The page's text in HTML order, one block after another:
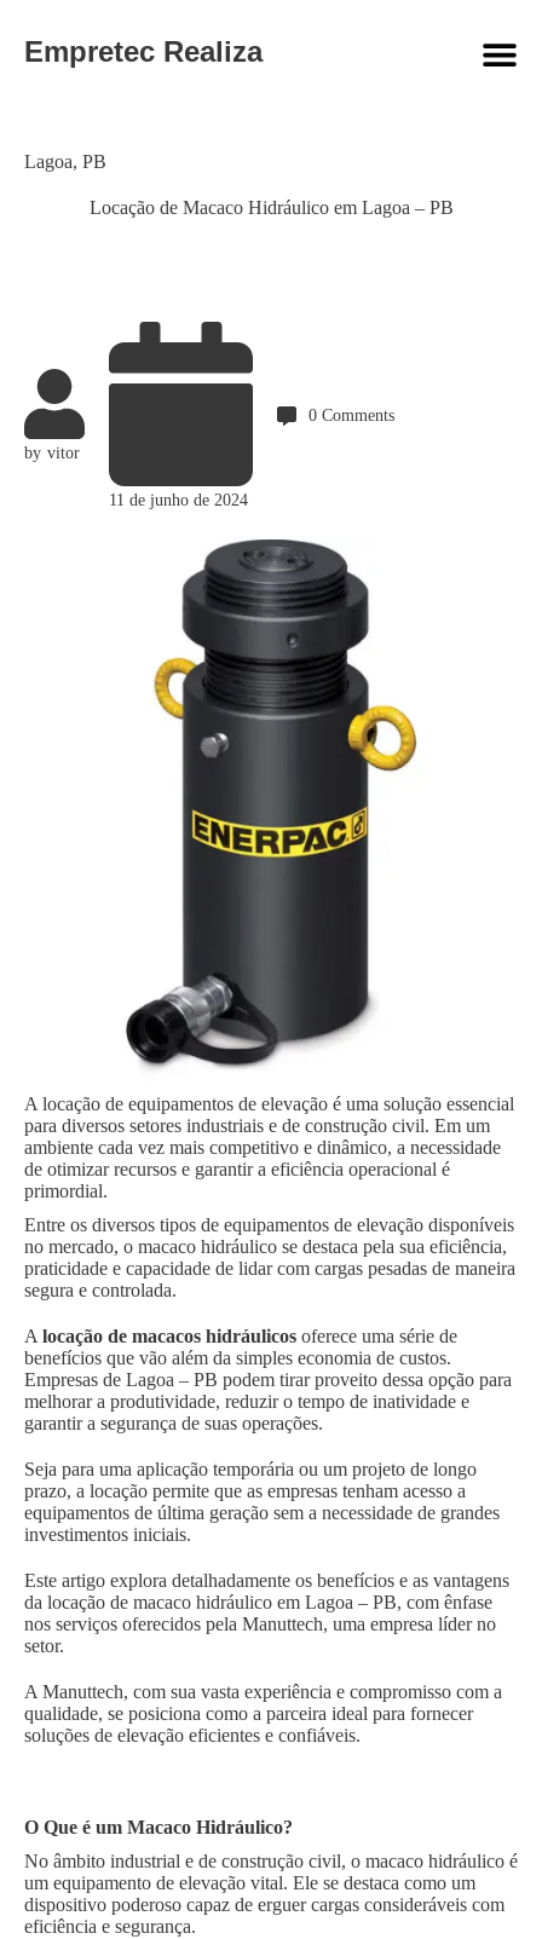
Empretec Realiza
Locação de Macaco Hidráulico em Lagoa – PB
Category
Lagoa, PB
by vitor
11 de junho de 2024
0 Comments
A locação de equipamentos de elevação é uma solução essencial
para diversos setores industriais e de construção civil. Em um
ambiente cada vez mais competitivo e dinâmico, a necessidade
de otimizar recursos e garantir a eficiência operacional é
primordial.
Entre os diversos tipos de equipamentos de elevação disponíveis
no mercado, o macaco hidráulico se destaca pela sua eficiência,
praticidade e capacidade de lidar com cargas pesadas de maneira
segura e controlada.
A locação de macacos hidráulicos oferece uma série de
benefícios que vão além da simples economia de custos.
Empresas de Lagoa – PB podem tirar proveito dessa opção para
melhorar a produtividade, reduzir o tempo de inatividade e
garantir a segurança de suas operações.
Seja para uma aplicação temporária ou um projeto de longo
prazo, a locação permite que as empresas tenham acesso a
equipamentos de última geração sem a necessidade de grandes
investimentos iniciais.
Este artigo explora detalhadamente os benefícios e as vantagens
da locação de macaco hidráulico em Lagoa – PB, com ênfase
nos serviços oferecidos pela Manuttech, uma empresa líder no
setor.
A Manuttech, com sua vasta experiência e compromisso com a
qualidade, se posiciona como a parceira ideal para fornecer
soluções de elevação eficientes e confiáveis.
O Que é um Macaco Hidráulico?
No âmbito industrial e de construção civil, o macaco hidráulico é
um equipamento de elevação vital. Ele se destaca como um
dispositivo poderoso capaz de erguer cargas consideráveis com
eficiência e segurança.